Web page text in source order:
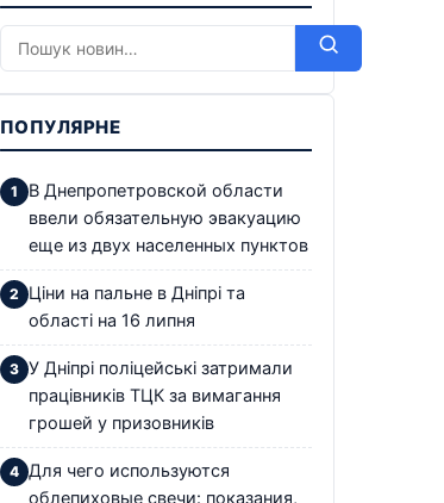
ПОПУЛЯРНЕ
В Днепропетровской области
ввели обязательную эвакуацию
еще из двух населенных пунктов
Ціни на пальне в Дніпрі та
області на 16 липня
У Дніпрі поліцейські затримали
працівників ТЦК за вимагання
грошей у призовників
Для чего используются
облепиховые свечи: показания,